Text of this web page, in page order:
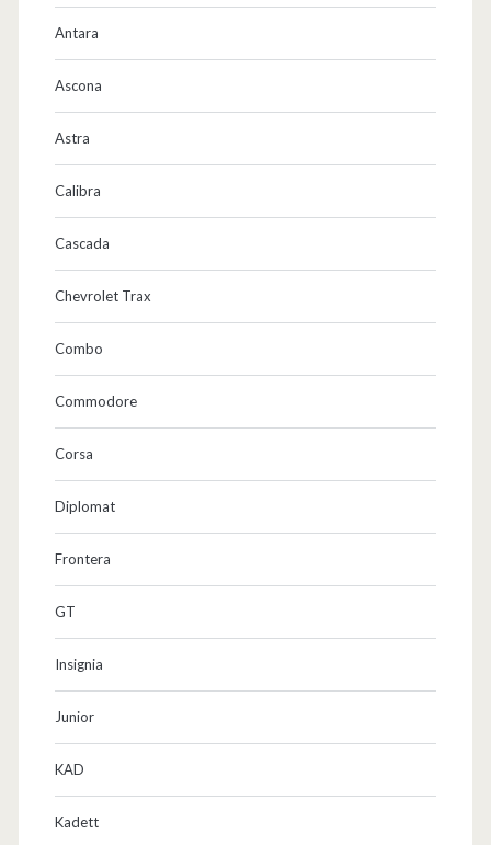
Antara
Ascona
Astra
Calibra
Cascada
Chevrolet Trax
Combo
Commodore
Corsa
Diplomat
Frontera
GT
Insignia
Junior
KAD
Kadett